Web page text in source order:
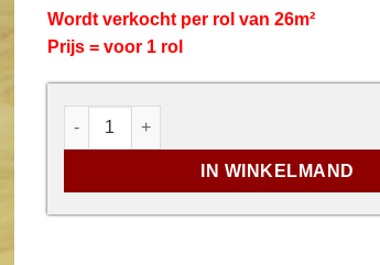
Wordt verkocht per rol van 26m²
Prijs = voor 1 rol
BerryAlloc Vochtscherm 200 μm aantal
IN WINKELMAND